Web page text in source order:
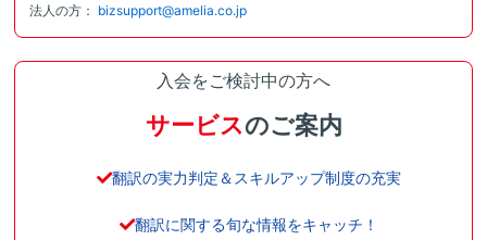
法人の方： bizsupport@amelia.co.jp
入会をご検討中の方へ
サービスのご案内
翻訳の実力判定＆スキルアップ制度の充実
翻訳に関する旬な情報をキャッチ！